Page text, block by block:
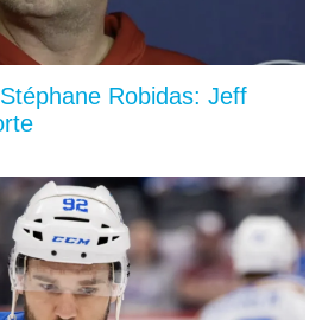
Robidas: Jeff